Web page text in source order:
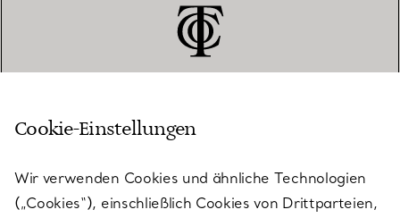
KUNDENSERVICE
SERVICES
Cookie-Einstellungen
Wir verwenden Cookies und ähnliche Technologien
(„Cookies“), einschließlich Cookies von Drittparteien,